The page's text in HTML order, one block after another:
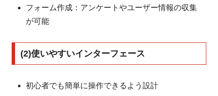
フォーム作成：アンケートやユーザー情報の収集
が可能
(2)使いやすいインターフェース
初心者でも簡単に操作できるよう設計